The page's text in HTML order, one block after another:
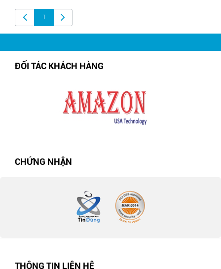
1
ĐỐI TÁC KHÁCH HÀNG
CHỨNG NHẬN
THÔNG TIN LIÊN HỆ